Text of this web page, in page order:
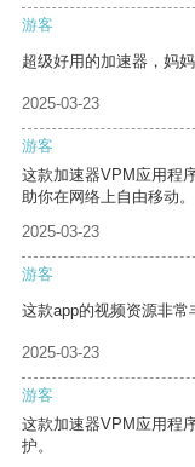
游客
超级好用的加速器，妈
2025-03-23
游客
这款加速器VPM应用程
助你在网络上自由移动。
2025-03-23
游客
这款app的视频资源非常
2025-03-23
游客
这款加速器VPM应用程
护。